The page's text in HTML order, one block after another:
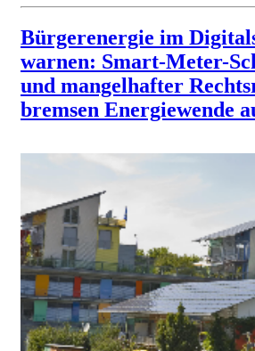
Bürgerenergie im
warnen: Smart-Meter-
und mangelhafter
bremsen Energiewende